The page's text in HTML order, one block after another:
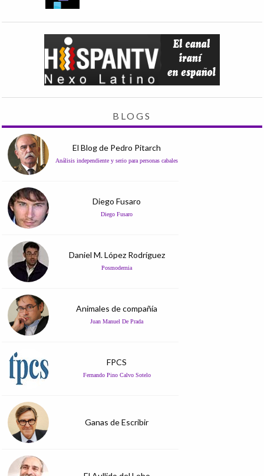
BLOGS
El Blog de Pedro Pitarch
Análisis independiente y serio para personas cabales
Diego Fusaro
Diego Fusaro
Daniel M. López Rodríguez
Posmodernia
Animales de compañía
Juan Manuel De Prada
FPCS
Fernando Pino Calvo Sotelo
Ganas de Escribir